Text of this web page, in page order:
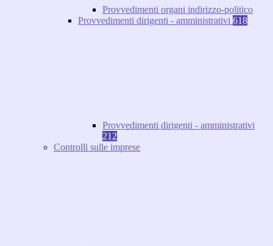
Provvedimenti organi indirizzo-politico
Provvedimenti dirigenti - amministrativi 618
Provvedimenti dirigenti - amministrativi
212
Controlli sulle imprese